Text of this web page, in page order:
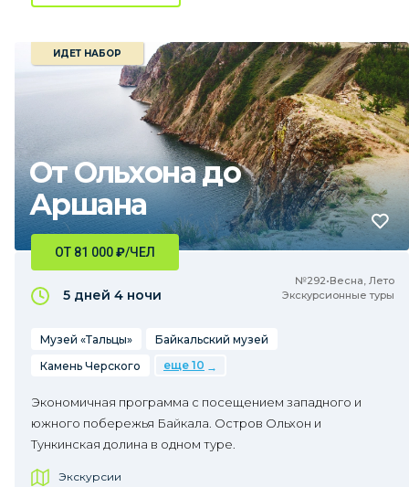
От Ольхона до
Аршана
ИДЕТ НАБОР
№292•Весна, Лето
Экскурсионные туры
ОТ 81 000₽/ЧЕЛ
5 дней 4 ночи
Музей «Тальцы»
Байкальский музей
Камень Черского
еще 10
Экономичная программа с посещением западного и
южного побережья Байкала. Остров Ольхон и
Тункинская долина в одном туре.
Экскурсии